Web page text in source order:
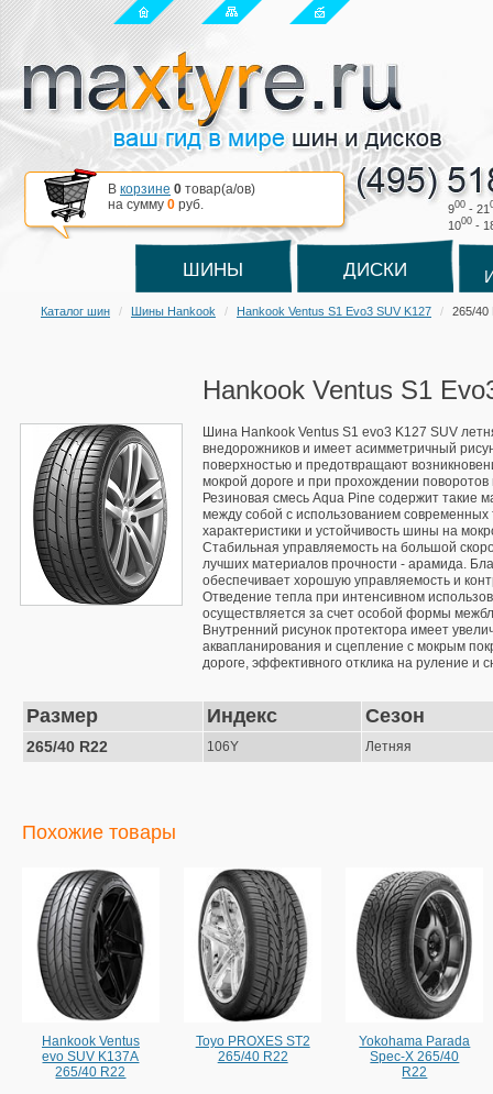
900 - 21
1000 -
В корзине 0 товар(a/ов)
на сумму 0 руб.
ШИНЫ ДИСКИ
Каталог шин Шины Hankook Hankook Ventus S1 Evo3 SUV K127 265/40
Hankook Ventus S1
Шина Hankook Ventus S1 evo3 K127 SUV
внедорожников и имеет асимметричный
поверхностью и предотвращают
мокрой дороге и при прохождении
Резиновая смесь Aqua Pine содержит такие
между собой с использованием современных
характеристики и устойчивость шины на
Стабильная управляемость на большой
лучших материалов прочности - арамида.
обеспечивает хорошую управляемость и
Отведение тепла при интенсивном
осуществляется за счет особой формы
Внутренний рисунок протектора имеет
аквапланирования и сцепление с мокрым
дороге, эффективного отклика на руление и
Размер Индекс Сезон
265/40 R22 106Y Летняя
Похожие товары
Hankook Ventus
evo SUV K137A
265/40 R22
Toyo PROXES ST2
265/40 R22
Yokohama Parada
Spec-X 265/40
R22